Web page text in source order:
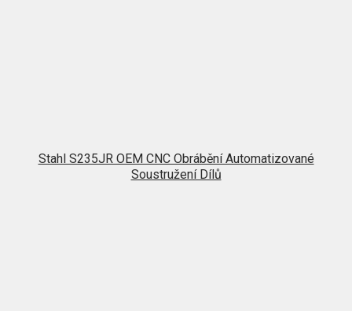
Stahl S235JR OEM CNC Obrábění Automatizované
Soustružení Dílů